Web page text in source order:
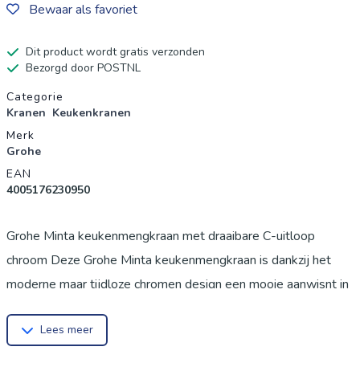
Bewaar als favoriet
Dit product wordt gratis verzonden
Bezorgd door POSTNL
Productgegevens
Categorie
Kranen Keukenkranen
Merk
Grohe
EAN
4005176230950
Grohe Minta keukenmengkraan met draaibare C-uitloop
chroom Deze Grohe Minta keukenmengkraan is dankzij het
moderne maar tijdloze chromen design een mooie aanwisnt in
keukenkraan zich door de hoge functionaliteit. Hoge C-
Lees meer